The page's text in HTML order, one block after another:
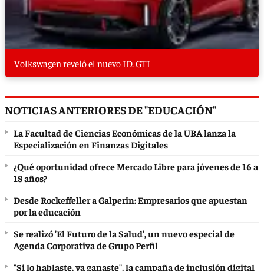
Volkswagen reveló el nuevo ID. GTI
NOTICIAS ANTERIORES DE "EDUCACIÓN"
La Facultad de Ciencias Económicas de la UBA lanza la
Especialización en Finanzas Digitales
¿Qué oportunidad ofrece Mercado Libre para jóvenes de 16 a
18 años?
Desde Rockeffeller a Galperin: Empresarios que apuestan
por la educación
Se realizó 'El Futuro de la Salud', un nuevo especial de
Agenda Corporativa de Grupo Perfil
"Si lo hablaste, ya ganaste", la campaña de inclusión digital